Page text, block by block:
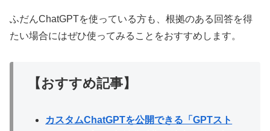
ふだんChatGPTを使っている方も、根拠のある回答を得
たい場合にはぜひ使ってみることをおすすめします。
【おすすめ記事】
カスタムChatGPTを公開できる「GPTスト